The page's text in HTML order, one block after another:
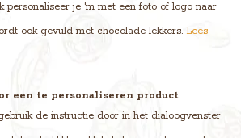
personaliseer je 'm met een foto of logo naar
ook gevuld met chocolade lekkers. Lees
een te personaliseren product
de instructie door in het dialoogvenster